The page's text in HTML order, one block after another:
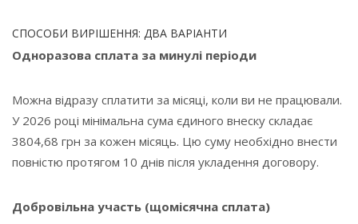
СПОСОБИ ВИРІШЕННЯ: ДВА ВАРІАНТИ
Одноразова сплата за минулі періоди
Можна відразу сплатити за місяці, коли ви не працювали.
У 2026 році мінімальна сума єдиного внеску складає
3804,68 грн за кожен місяць. Цю суму необхідно внести
повністю протягом 10 днів після укладення договору.
Добровільна участь (щомісячна сплата)